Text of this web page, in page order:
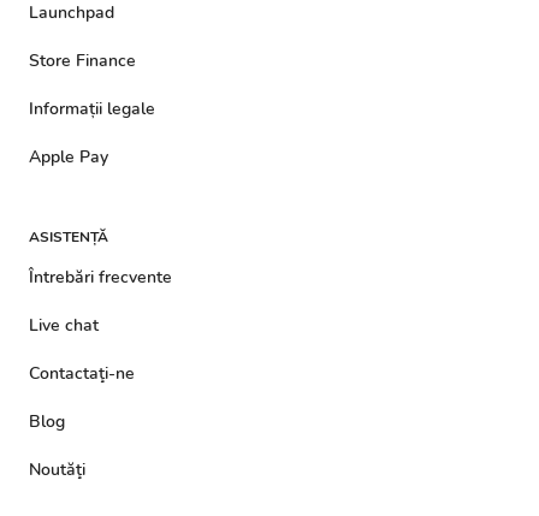
Launchpad
Store Finance
Informații legale
Apple Pay
ASISTENȚĂ
Întrebări frecvente
Live chat
Contactaţi-ne
Blog
Noutăţi